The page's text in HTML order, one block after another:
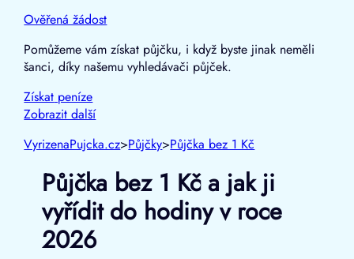
Ověřená žádost
Pomůžeme vám získat půjčku, i když byste jinak neměli
šanci, díky našemu vyhledávači půjček.
Získat peníze
Zobrazit další
VyrizenaPujcka.cz>Půjčky>Půjčka bez 1 Kč
Půjčka bez 1 Kč a jak ji
vyřídit do hodiny v roce
2026